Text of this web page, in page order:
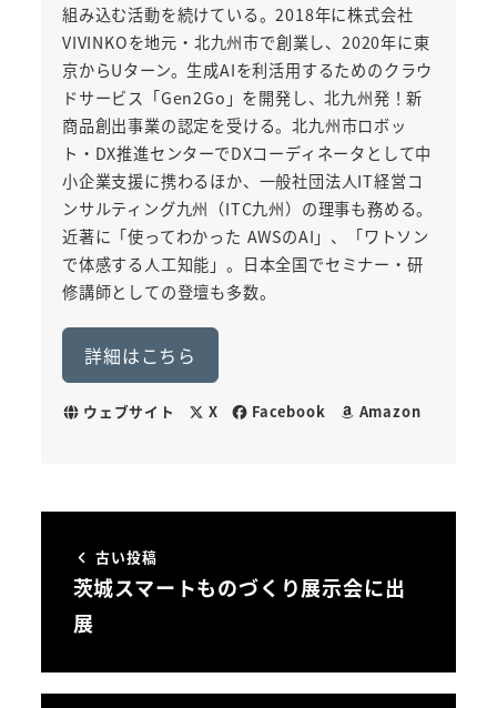
組み込む活動を続けている。2018年に株式会社
VIVINKOを地元・北九州市で創業し、2020年に東
京からUターン。生成AIを利活用するためのクラウ
ドサービス「Gen2Go」を開発し、北九州発！新
商品創出事業の認定を受ける。北九州市ロボッ
ト・DX推進センターでDXコーディネータとして中
小企業支援に携わるほか、一般社団法人IT経営コ
ンサルティング九州（ITC九州）の理事も務める。
近著に「使ってわかった AWSのAI」、「ワトソン
で体感する人工知能」。日本全国でセミナー・研
修講師としての登壇も多数。
詳細はこちら
ウェブサイト X Facebook Amazon
古い投稿
茨城スマートものづくり展示会に出
展